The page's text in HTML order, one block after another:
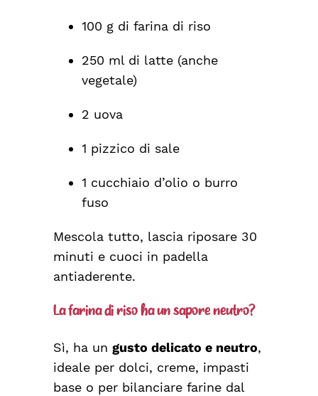
100 g di farina di riso
250 ml di latte (anche
vegetale)
2 uova
1 pizzico di sale
1 cucchiaio d’olio o burro
fuso
Mescola tutto, lascia riposare 30
minuti e cuoci in padella
antiaderente.
La farina di riso ha un sapore neutro?
Sì, ha un gusto delicato e neutro,
ideale per dolci, creme, impasti
base o per bilanciare farine dal